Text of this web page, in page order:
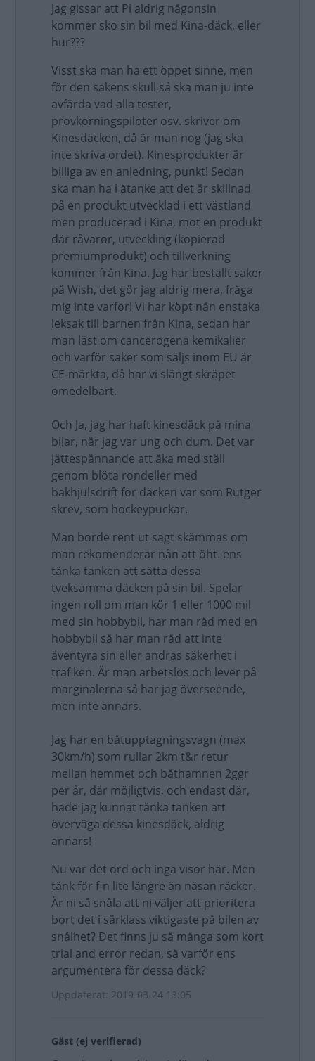
Jag gissar att Pi aldrig någonsin
kommer sko sin bil med Kina-däck, eller
hur???
Visst ska man ha ett öppet sinne, men
för den sakens skull så ska man ju inte
avfärda vad alla tester,
provkörningspiloter osv. skriver om
Kinesdäcken, då är man nog (jag ska
inte skriva ordet). Kinesprodukter är
billiga av en anledning, punkt! Sedan
ska man ha i åtanke att det är skillnad
på en produkt utvecklad i ett västland
men producerad i Kina, mot en produkt
där råvaror, utveckling (kopierad
premiumprodukt) och tillverkning
kommer från Kina. Jag har beställt saker
på Wish, det gör jag aldrig mera, fråga
mig inte varför! Vi har köpt nån enstaka
leksak till barnen från Kina, sedan har
man läst om cancerogena kemikalier
och varför saker som säljs inom EU är
CE-märkta, då har vi slängt skräpet
omedelbart.
Och Ja, jag har haft kinesdäck på mina
bilar, när jag var ung och dum. Det var
jättespännande att åka med ställ
genom blöta rondeller med
bakhjulsdrift för däcken var som Rutger
skrev, som hockeypuckar.
Man borde rent ut sagt skämmas om
man rekomenderar nån att öht. ens
tänka tanken att sätta dessa
tveksamma däcken på sin bil. Spelar
ingen roll om man kör 1 eller 1000 mil
med sin hobbybil, har man råd med en
hobbybil så har man råd att inte
äventyra sin eller andras säkerhet i
trafiken. Är man arbetslös och lever på
marginalerna så har jag överseende,
men inte annars.
Jag har en båtupptagningsvagn (max
30km/h) som rullar 2km t&r retur
mellan hemmet och båthamnen 2ggr
per år, där möjligtvis, och endast där,
hade jag kunnat tänka tanken att
överväga dessa kinesdäck, aldrig
annars!
Nu var det ord och inga visor här. Men
tänk för f-n lite längre än näsan räcker.
Är ni så snåla att ni väljer att prioritera
bort det i särklass viktigaste på bilen av
snålhet? Det finns ju så många som kört
trial and error redan, så varför ens
argumentera för dessa däck?
Uppdaterat: 2019-03-24 13:05
Gäst (ej verifierad)